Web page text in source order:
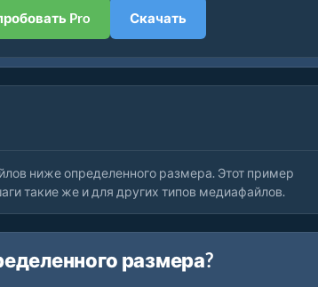
Pro Скачать
ниже определенного размера. Этот пример
такие же и для других типов медиафайлов.
размера?